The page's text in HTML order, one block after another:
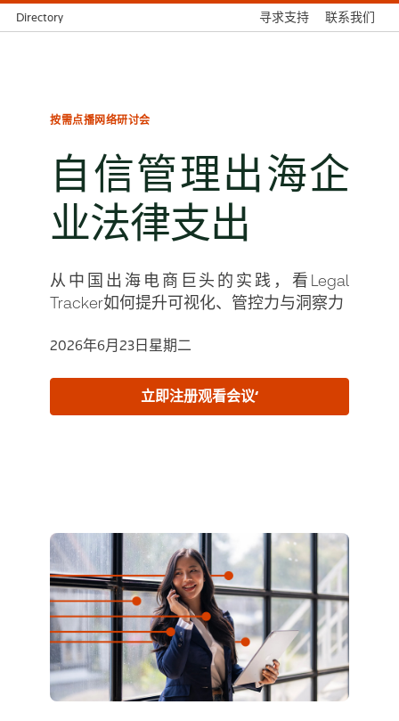
Directory 寻求支持 联系我们
按需点播网络研讨会
自信管理出海企
业法律支出
从中国出海电商巨头的实践，看Legal
Tracker如何提升可视化、管控力与洞察力
2026年6月23日星期二
立即注册观看会议‘